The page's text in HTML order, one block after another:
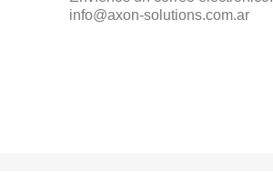
info@axon-solutions.com.ar